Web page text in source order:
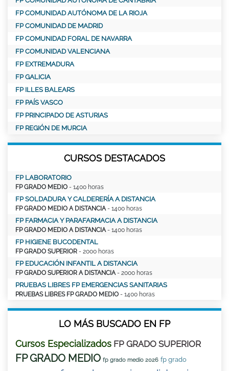
FP COMUNIDAD AUTÓNOMA DE LA RIOJA
FP COMUNIDAD DE MADRID
FP COMUNIDAD FORAL DE NAVARRA
FP COMUNIDAD VALENCIANA
FP EXTREMADURA
FP GALICIA
FP ILLES BALEARS
FP PAÍS VASCO
FP PRINCIPADO DE ASTURIAS
FP REGIÓN DE MURCIA
CURSOS DESTACADOS
FP LABORATORIO
FP GRADO MEDIO - 1400 horas
FP SOLDADURA Y CALDERERÍA A DISTANCIA
FP GRADO MEDIO A DISTANCIA - 1400 horas
FP FARMACIA Y PARAFARMACIA A DISTANCIA
FP GRADO MEDIO A DISTANCIA - 1400 horas
FP HIGIENE BUCODENTAL
FP GRADO SUPERIOR - 2000 horas
FP EDUCACIÓN INFANTIL A DISTANCIA
FP GRADO SUPERIOR A DISTANCIA - 2000 horas
PRUEBAS LIBRES FP EMERGENCIAS SANITARIAS
PRUEBAS LIBRES FP GRADO MEDIO - 1400 horas
LO MÁS BUSCADO EN FP
Cursos Especializados FP GRADO SUPERIOR
FP GRADO MEDIO fp grado medio 2026 fp grado